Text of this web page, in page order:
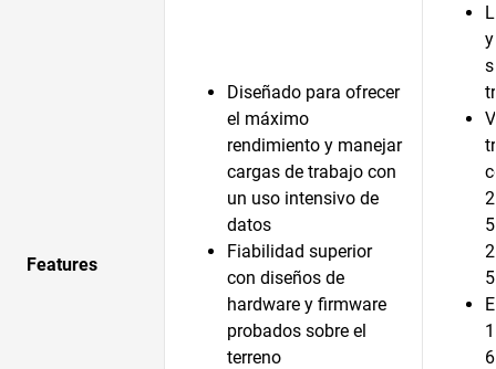
Features
Diseñado para ofrecer
el máximo
rendimiento y manejar
cargas de trabajo con
un uso intensivo de
datos
Fiabilidad superior
con diseños de
hardware y firmware
probados sobre el
terreno